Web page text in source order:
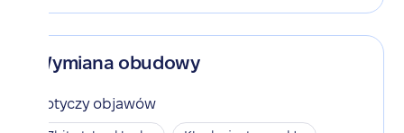
Wymiana obudowy
Dotyczy objawów